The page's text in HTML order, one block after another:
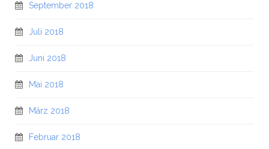
September 2018
Juli 2018
Juni 2018
Mai 2018
März 2018
Februar 2018